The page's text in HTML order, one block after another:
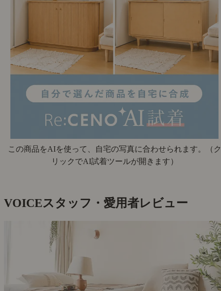
この商品をAIを使って、自宅の写真に合わせられます。
（ク
リックでAI試着ツールが開きます）
VOICEスタッフ・愛用者レビュー